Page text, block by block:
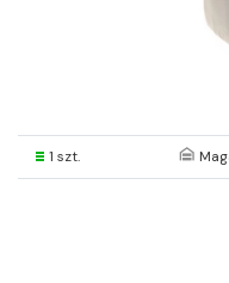
1 szt.